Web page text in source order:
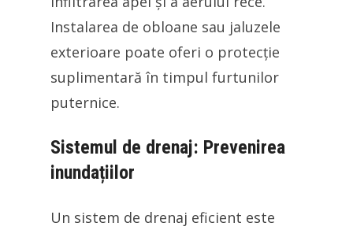
Instalarea de obloane sau jaluzele
exterioare poate oferi o protecție
suplimentară în timpul furtunilor
puternice.
Sistemul de drenaj: Prevenirea
inundațiilor
Un sistem de drenaj eficient este